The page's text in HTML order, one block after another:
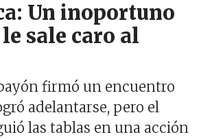
Un inoportuno
sale caro al
firmó un encuentro
adelantarse, pero el
las tablas en una acción